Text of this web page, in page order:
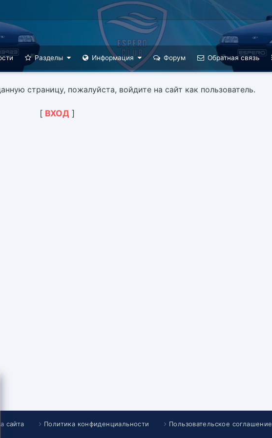
Разделы Информация Форум Обратная связь
страницу, пожалуйста, войдите на сайт как пользователь.
[ ВХОД ]
сайта Политика конфиденциальности Пользовательское соглашение